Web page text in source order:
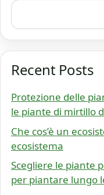
Recent Posts
Protezione delle
le piante di mirtillo
Che cos’è un
ecosistema
Scegliere le piante
per piantare lungo